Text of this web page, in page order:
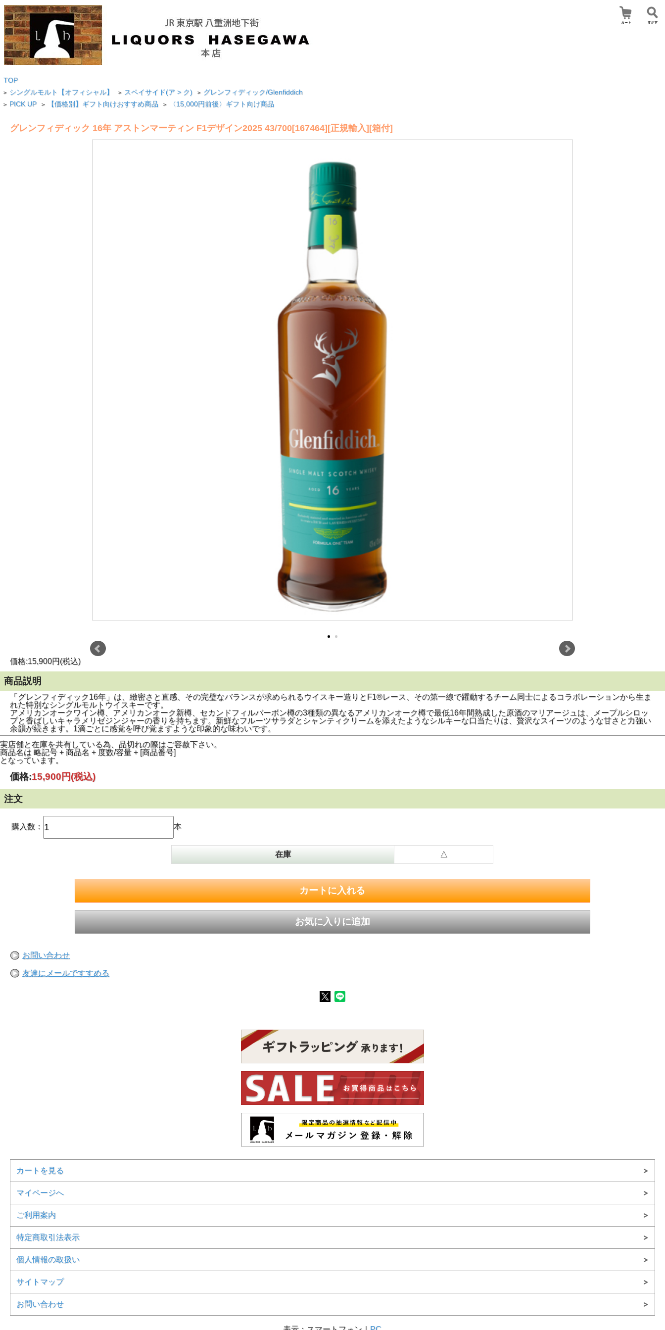
TOP
> シングルモルト【オフィシャル】 > スペイサイド(ア > ク) > グレンフィディック/Glenfiddich
> PICK UP > 【価格別】ギフト向けおすすめ商品 > 〈15,000円前後〉ギフト向け商品
グレンフィディック 16年 アストンマーティン F1デザイン2025 43/700[167464][正規輸入][箱付]
価格:15,900円(税込)
商品説明
「グレンフィディック16年」は、緻密さと直感、その完璧なバランスが求められるウイスキー造りとF1®レース、その第一線で躍動するチーム同士によるコラボレーションから生ま
れた特別なシングルモルトウイスキーです。
アメリカンオークワイン樽、アメリカンオーク新樽、セカンドフィルバーボン樽の3種類の異なるアメリカンオーク樽で最低16年間熟成した原酒のマリアージュは、メープルシロッ
プと香ばしいキャラメリゼジンジャーの香りを持ちます。新鮮なフルーツサラダとシャンティクリームを添えたようなシルキーな口当たりは、贅沢なスイーツのような甘さと力強い
余韻が続きます。1滴ごとに感覚を呼び覚ますような印象的な味わいです。
実店舗と在庫を共有している為、品切れの際はご容赦下さい。
商品名は 略記号 + 商品名 + 度数/容量 + [商品番号]
となっています。
価格:15,900円(税込)
注文
購入数： 本
在庫 △
お問い合わせ
友達にメールですすめる
カートを見る
マイページへ
ご利用案内
特定商取引法表示
個人情報の取扱い
サイトマップ
お問い合わせ